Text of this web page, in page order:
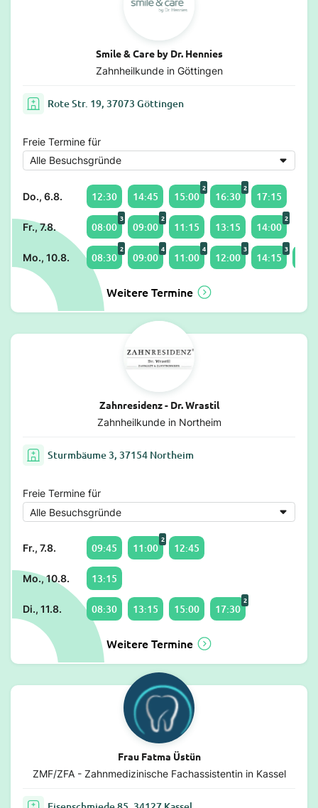
Smile & Care by Dr. Hennies
Zahnheilkunde in Göttingen
Rote Str. 19, 37073 Göttingen
Freie Termine für
Do., 6.8. 12:30 14:45 15:00
2
16:30
2
17:15
Fr., 7.8. 08:00
3
09:00
2
11:15 13:15 14:00
2
Mo., 10.8. 08:30
2
09:00
4
11:00
4
12:00
3
14:15
3
Weitere Termine
Zahnresidenz - Dr. Wrastil
Zahnheilkunde in Northeim
Sturmbäume 3, 37154 Northeim
Freie Termine für
Fr., 7.8. 09:45 11:00
2
12:45
Mo., 10.8. 13:15
Di., 11.8. 08:30 13:15 15:00 17:30
2
Weitere Termine
Frau Fatma Üstün
ZMF/ZFA - Zahnmedizinische Fachassistentin in Kassel